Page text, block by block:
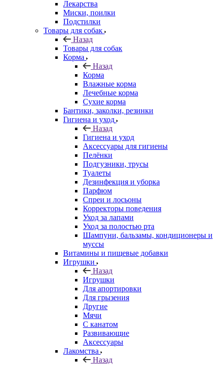
Лекарства
Миски, поилки
Подстилки
Товары для собак
Назад
Товары для собак
Корма
Назад
Корма
Влажные корма
Лечебные корма
Сухие корма
Бантики, заколки, резинки
Гигиена и уход
Назад
Гигиена и уход
Аксессуары для гигиены
Пелёнки
Подгузники, трусы
Туалеты
Дезинфекция и уборка
Парфюм
Спреи и лосьоны
Корректоры поведения
Уход за лапами
Уход за полостью рта
Шампуни, бальзамы, кондиционеры и
муссы
Витамины и пищевые добавки
Игрушки
Назад
Игрушки
Для апортировки
Для грызения
Другие
Мячи
С канатом
Развивающие
Аксессуары
Лакомства
Назад